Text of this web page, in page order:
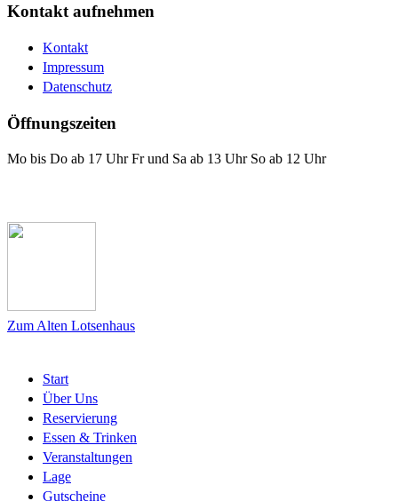
Kontakt aufnehmen
Kontakt
Impressum
Datenschutz
Öffnungszeiten
Mo bis Do ab 17 Uhr Fr und Sa ab 13 Uhr So ab 12 Uhr
Zum Alten Lotsenhaus
Start
Über Uns
Reservierung
Essen & Trinken
Veranstaltungen
Lage
Gutscheine